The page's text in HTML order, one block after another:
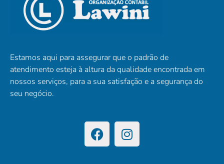
Estamos aqui para assegurar que o padrão de
atendimento esteja à altura da qualidade encontrada em
nossos serviços, para a sua satisfação e a segurança do
seu negócio.